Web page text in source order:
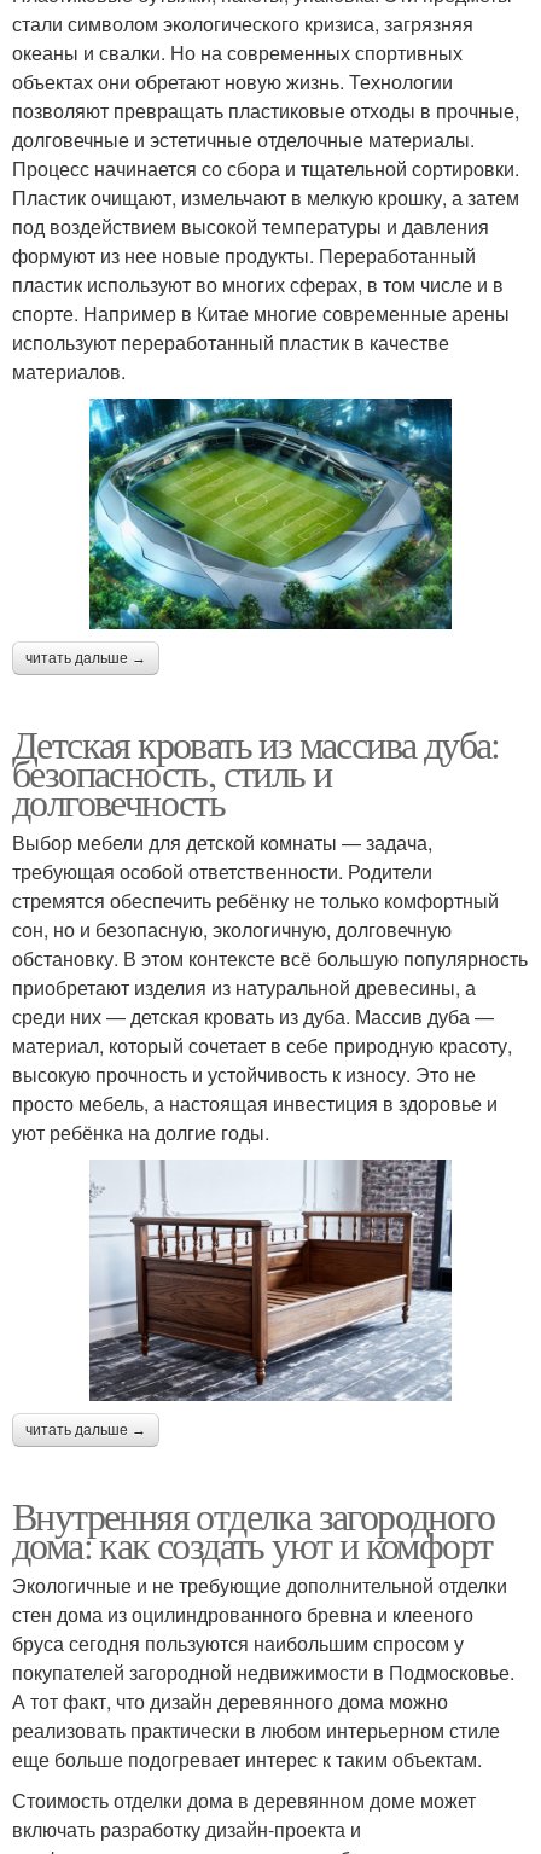
стали символом экологического кризиса, загрязняя
океаны и свалки. Но на современных спортивных
объектах они обретают новую жизнь. Технологии
позволяют превращать пластиковые отходы в прочные,
долговечные и эстетичные отделочные материалы.
Процесс начинается со сбора и тщательной сортировки.
Пластик очищают, измельчают в мелкую крошку, а затем
под воздействием высокой температуры и давления
формуют из нее новые продукты. Переработанный
пластик используют во многих сферах, в том числе и в
спорте. Например в Китае многие современные арены
используют переработанный пластик в качестве
материалов.
читать дальше →
Детская кровать из массива дуба:
безопасность, стиль и
долговечность
Выбор мебели для детской комнаты — задача,
требующая особой ответственности. Родители
стремятся обеспечить ребёнку не только комфортный
сон, но и безопасную, экологичную, долговечную
обстановку. В этом контексте всё большую популярность
приобретают изделия из натуральной древесины, а
среди них — детская кровать из дуба. Массив дуба —
материал, который сочетает в себе природную красоту,
высокую прочность и устойчивость к износу. Это не
просто мебель, а настоящая инвестиция в здоровье и
уют ребёнка на долгие годы.
читать дальше →
Внутренняя отделка загородного
дома: как создать уют и комфорт
Экологичные и не требующие дополнительной отделки
стен дома из оцилиндрованного бревна и клееного
бруса сегодня пользуются наибольшим спросом у
покупателей загородной недвижимости в Подмосковье.
А тот факт, что дизайн деревянного дома можно
реализовать практически в любом интерьерном стиле
еще больше подогревает интерес к таким объектам.
Стоимость отделки дома в деревянном доме может
включать разработку дизайн-проекта и